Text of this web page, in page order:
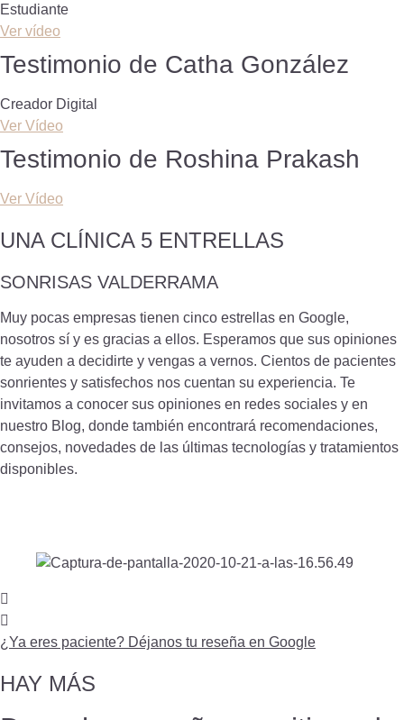
Estudiante
Ver vídeo
Testimonio de Catha González
Creador Digital
Ver Vídeo
Testimonio de Roshina Prakash
Ver Vídeo
UNA CLÍNICA 5 ENTRELLAS
SONRISAS VALDERRAMA
Muy pocas empresas tienen cinco estrellas en Google,
nosotros sí y es gracias a ellos. Esperamos que sus opiniones
te ayuden a decidirte y vengas a vernos. Cientos de pacientes
sonrientes y satisfechos nos cuentan su experiencia. Te
invitamos a conocer sus opiniones en redes sociales y en
nuestro Blog, donde también encontrará recomendaciones,
consejos, novedades de las últimas tecnologías y tratamientos
disponibles.
¿Ya eres paciente? Déjanos tu reseña en Google
HAY MÁS